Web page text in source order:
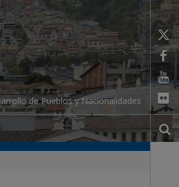
de Pueblos y Nacionalidades